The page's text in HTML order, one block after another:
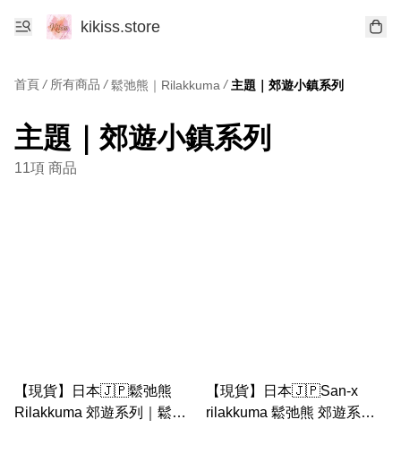
kikiss.store
首頁 / 所有商品 / 鬆弛熊｜Rilakkuma / 主題｜郊遊小鎮系列
主題｜郊遊小鎮系列
11項 商品
【現貨】日本🇯🇵鬆弛熊
Rilakkuma 郊遊系列｜鬆弛
【現貨】日本🇯🇵San-x
rilakkuma 鬆弛熊 郊遊系列